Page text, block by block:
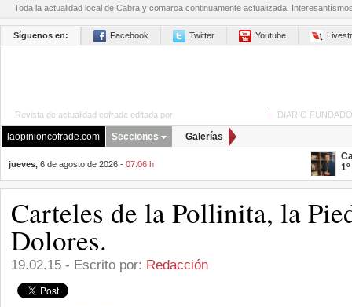
Toda la actualidad local de Cabra y comarca continuamente actualizada.
Síguenos en: Facebook Twitter Youtube
Revista de actualidad cofrade editada por | DIARIO
laopinioncofrade.com Secciones Galerías
jueves, 6 de agosto de 2026 - 07:06 h
Carteles de la Pollinita, la
Dolores.
19.02.15 - Escrito por: Redacción